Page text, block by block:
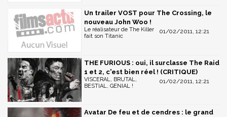
Un trailer VOST pour The Crossing, le
nouveau John Woo !
01/02/2011, 12:21
Le réalisateur de The Killer
fait son Titanic
THE FURIOUS : oui, il surclasse The Raid
1 et 2, c'est bien réel ! (CRITIQUE)
01/02/2011, 12:21
VISCERAL, BRUTAL,
BESTIAL, GENIAL !
Avatar De feu et de cendres : le grand